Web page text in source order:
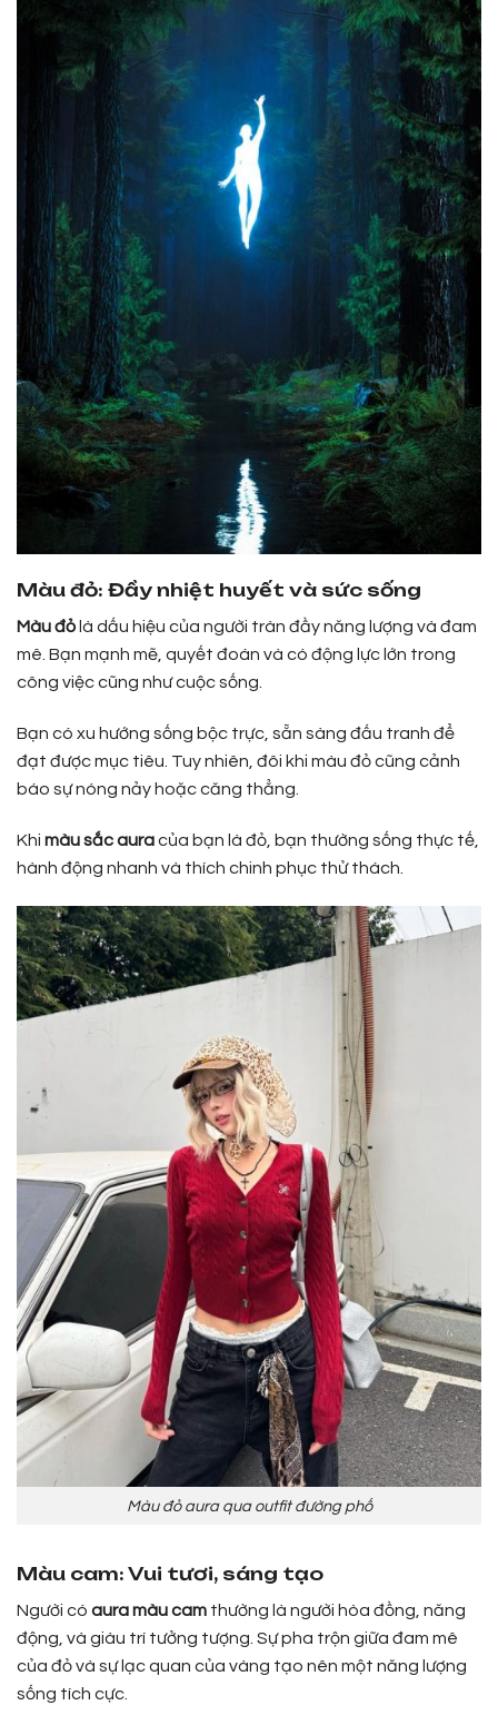
Màu đỏ: Đầy nhiệt huyết và sức sống
Màu đỏlà dấu hiệu của người tràn đầy năng lượng và đam
mê. Bạn mạnh mẽ, quyết đoán và có động lực lớn trong
công việc cũng như cuộc sống.
Bạn có xu hướng sống bộc trực, sẵn sàng đấu tranh để
đạt được mục tiêu. Tuy nhiên, đôi khi màu đỏ cũng cảnh
báo sự nóng nảy hoặc căng thẳng.
Khi màu sắc auracủa bạn là đỏ, bạn thường sống thực tế,
hành động nhanh và thích chinh phục thử thách.
Màu đỏ aura qua outfit đường phố
Màu cam: Vui tươi, sáng tạo
Người có aura màu cam thường là người hòa đồng, năng
động, và giàu trí tưởng tượng. Sự pha trộn giữa đam mê
của đỏ và sự lạc quan của vàng tạo nên một năng lượng
sống tích cực.